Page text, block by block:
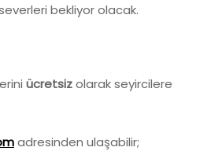
bekliyor olacak.
ücretsizolarak seyircilere
adresinden ulaşabilir;